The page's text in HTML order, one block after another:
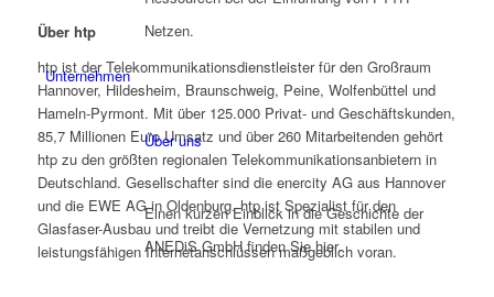
Netzen.
Unternehmen
Über uns
Einen kurzen Einblick in die Geschichte der
ANEDiS GmbH finden Sie hier.
Über htp
htp ist der Telekommunikationsdienstleister für den Großraum
Hannover, Hildesheim, Braunschweig, Peine, Wolfenbüttel und
Hameln-Pyrmont. Mit über 125.000 Privat- und Geschäftskunden,
85,7 Millionen Euro Umsatz und über 260 Mitarbeitenden gehört
htp zu den größten regionalen Telekommunikationsanbietern in
Deutschland. Gesellschafter sind die enercity AG aus Hannover
und die EWE AG in Oldenburg. htp ist Spezialist für den
Glasfaser-Ausbau und treibt die Vernetzung mit stabilen und
leistungsfähigen Internetanschlüssen maßgeblich voran.